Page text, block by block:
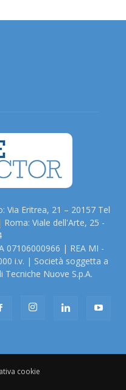
Eritrea, 21 – 20157 Tel
Viale dell'Arte, 25 -
07106000966 | REA MI -
i.v. | Società soggetta a
Nuove S.p.A.
cookie